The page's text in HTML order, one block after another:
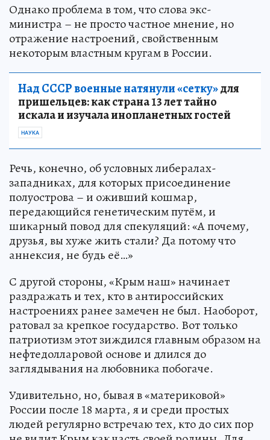
Однако проблема в том, что слова экс-
министра – не просто частное мнение, но
отражение настроений, свойственным
некоторым властным кругам в России.
Над СССР военные натянули «сетку»для
пришельцев: как страна 13 лет тайно
искала и изучала инопланетных гостей
НАУКА
Речь, конечно, об условных либералах-
западниках, для которых присоединение
полуострова – и оживший кошмар,
передающийся генетическим путём, и
шикарный повод для спекуляций: «А почему,
друзья, вы хуже жить стали? Да потому что
аннексия, не будь её…»
С другой стороны, «Крым наш» начинает
раздражать и тех, кто в антироссийских
настроениях ранее замечен не был. Наоборот,
ратовал за крепкое государство. Вот только
патриотизм этот зиждился главным образом на
нефтедолларовой основе и длился до
заглядывания на любовника побогаче.
Удивительно, но, бывая в «материковой»
России после 18 марта, я и среди простых
людей регулярно встречаю тех, кто до сих пор